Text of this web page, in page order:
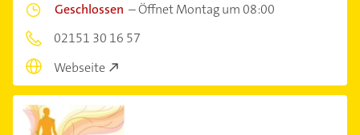
Geschlossen –Öffnet Montag um 08:00
02151 30 16 57
Webseite